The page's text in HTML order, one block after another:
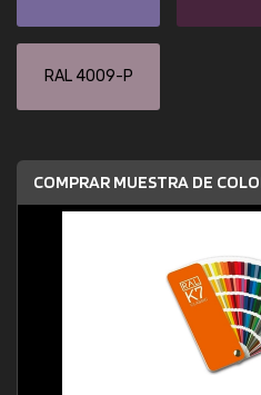
RAL 4009-P
COMPRAR MUESTRA DE